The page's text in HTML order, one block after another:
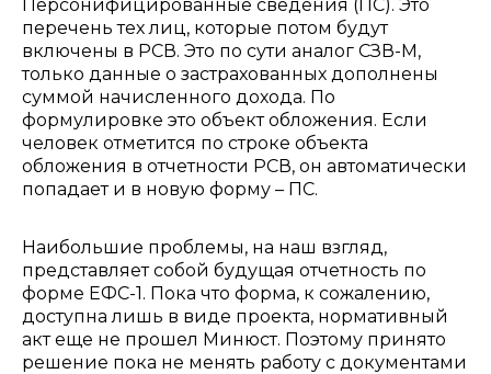
Персонифицированные сведения (ПС). Это
перечень тех лиц, которые потом будут
включены в РСВ. Это по сути аналог СЗВ-М,
только данные о застрахованных дополнены
суммой начисленного дохода. По
формулировке это объект обложения. Если
человек отметится по строке объекта
обложения в отчетности РСВ, он автоматически
попадает и в новую форму – ПС.
Наибольшие проблемы, на наш взгляд,
представляет собой будущая отчетность по
форме ЕФС-1. Пока что форма, к сожалению,
доступна лишь в виде проекта, нормативный
акт еще не прошел Минюст. Поэтому принято
решение пока не менять работу с документами